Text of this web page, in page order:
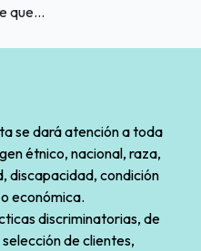
que...
se dará atención a toda
étnico, nacional, raza,
discapacidad, condición
económica.
discriminatorias, de
de clientes,